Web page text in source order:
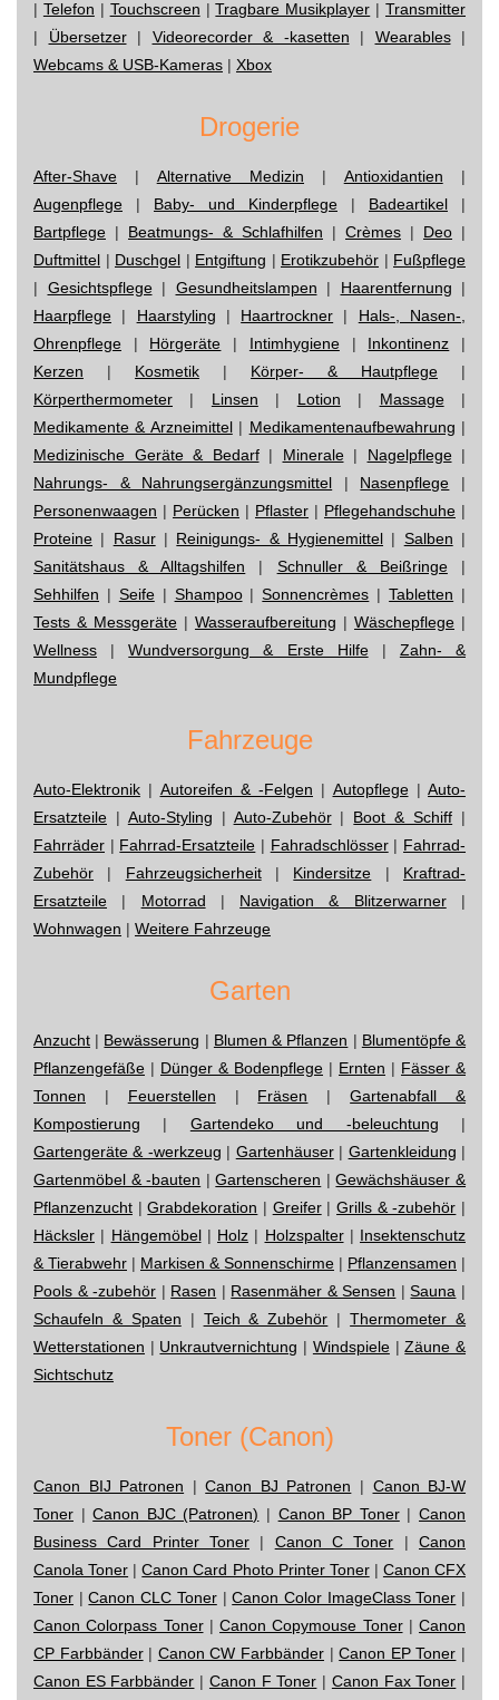
| Telefon | Touchscreen |Tragbare Musikplayer | Transmitter
| Übersetzer| Videorecorder & -kasetten | Wearables|
Webcams & USB-Kameras | Xbox
Drogerie
After-Shave | Alternative Medizin | Antioxidantien |
Augenpflege | Baby- und Kinderpflege | Badeartikel |
Bartpflege | Beatmungs- & Schlafhilfen | Crèmes | Deo |
Duftmittel | Duschgel | Entgiftung | Erotikzubehör | Fußpflege
| Gesichtspflege| Gesundheitslampen | Haarentfernung |
Haarpflege | Haarstyling | Haartrockner | Hals-, Nasen-,
Ohrenpflege | Hörgeräte | Intimhygiene| Inkontinenz |
Kerzen | Kosmetik | Körper- & Hautpflege |
Körperthermometer | Linsen | Lotion | Massage|
Medikamente & Arzneimittel| Medikamentenaufbewahrung |
Medizinische Geräte & Bedarf| Minerale| Nagelpflege|
Nahrungs- & Nahrungsergänzungsmittel | Nasenpflege |
Personenwaagen | Perücken | Pflaster | Pflegehandschuhe |
Proteine | Rasur| Reinigungs- & Hygienemittel | Salben |
Sanitätshaus & Alltagshilfen | Schnuller & Beißringe|
Sehhilfen | Seife| Shampoo|Sonnencrèmes |Tabletten |
Tests & Messgeräte | Wasseraufbereitung | Wäschepflege |
Wellness |Wundversorgung & Erste Hilfe| Zahn- &
Mundpflege
Fahrzeuge
Auto-Elektronik | Autoreifen & -Felgen | Autopflege| Auto-
Ersatzteile | Auto-Styling | Auto-Zubehör| Boot & Schiff |
Fahrräder | Fahrrad-Ersatzteile | Fahradschlösser| Fahrrad-
Zubehör | Fahrzeugsicherheit| Kindersitze | Kraftrad-
Ersatzteile | Motorrad | Navigation & Blitzerwarner|
Wohnwagen | Weitere Fahrzeuge
Garten
Anzucht | Bewässerung | Blumen & Pflanzen | Blumentöpfe &
Pflanzengefäße | Dünger & Bodenpflege | Ernten | Fässer &
Tonnen | Feuerstellen | Fräsen |Gartenabfall &
Kompostierung | Gartendeko und -beleuchtung |
Gartengeräte & -werkzeug | Gartenhäuser| Gartenkleidung |
Gartenmöbel & -bauten |Gartenscheren |Gewächshäuser &
Pflanzenzucht |Grabdekoration | Greifer|Grills & -zubehör |
Häcksler | Hängemöbel| Holz | Holzspalter| Insektenschutz
& Tierabwehr | Markisen & Sonnenschirme | Pflanzensamen |
Pools & -zubehör | Rasen | Rasenmäher & Sensen |Sauna |
Schaufeln & Spaten | Teich & Zubehör |Thermometer &
Wetterstationen | Unkrautvernichtung | Windspiele|Zäune &
Sichtschutz
Toner (Canon)
Canon BIJ Patronen |Canon BJ Patronen | Canon BJ-W
Toner |Canon BJC (Patronen) | Canon BP Toner|Canon
Business Card Printer Toner | Canon C Toner |Canon
Canola Toner |Canon Card Photo Printer Toner| Canon CFX
Toner |Canon CLC Toner|Canon Color ImageClass Toner |
Canon Colorpass Toner| Canon Copymouse Toner| Canon
CP Farbbänder| Canon CW Farbbänder |Canon EP Toner |
Canon ES Farbbänder | Canon F Toner | Canon Fax Toner |